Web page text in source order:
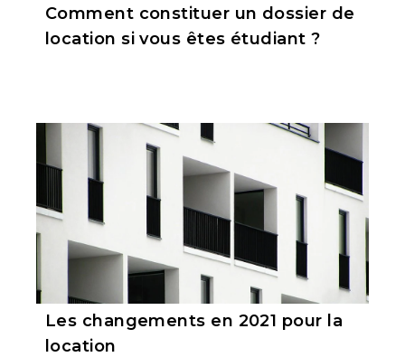
Comment constituer un dossier de
location si vous êtes étudiant ?
Les changements en 2021 pour la
location